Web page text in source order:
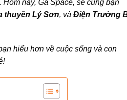
nay, Gà Space, sẽ cùng bạn
thuyền Lý Sơn, và Điện Trường
hiểu hơn về cuộc sống và con